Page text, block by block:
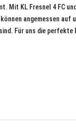
KL Fresnel 4 FC
angemessen
Für uns die perfekte